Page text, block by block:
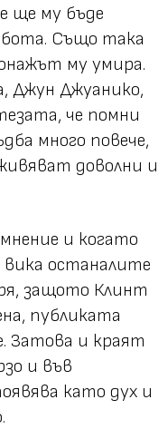
ще му бъде
Също така
му умира.
Джун Джуанико,
че помни
много повече,
доволни и
и когато
вика останалите
защото Клинт
публиката
Затова и краят
и във
като дух и